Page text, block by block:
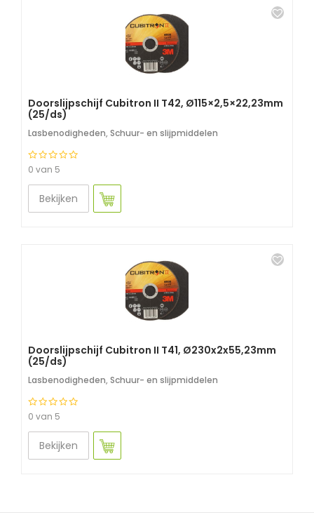
Doorslijpschijf Cubitron II T42, Ø115×2,5×22,23mm
(25/ds)
Lasbenodigheden, Schuur- en slijpmiddelen
0 van 5
Bekijken
Doorslijpschijf Cubitron II T41, Ø230x2x55,23mm
(25/ds)
Lasbenodigheden, Schuur- en slijpmiddelen
0 van 5
Bekijken